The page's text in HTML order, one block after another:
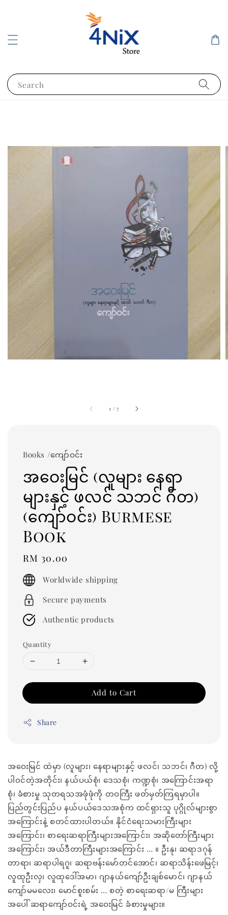
Search
1 /7
Books /ကျော်ဝင်း
အဝေးမြင် (လူများ နေရာ
များနှင့် ဖလင် သဘင် ဂီတ)
(ကျော်ဝင်း) Burmese
Book
Regular
price
RM 30.00
Worldwide shipping
Secure payments
Authentic products
Quantity
Add to Cart
Share
အဝေးမြင် ထဲမှာ (လူများ၊ နေရာများနှင့် ဖလင်၊ သဘင်၊ ဂီတ) လို့
ပါ၀င်တဲ့အတိုင်း၊ နယ်ပယ်စုံ၊ ဒေသစုံ၊ ကဏ္ဍစုံ၊ အကြောင်းအရာ
စုံ၊ ခံစားမှု သုတရသအဖုံဖုံကို တဝကြီး ဖတ်မှတ်ကြရမှာပါ။
ပြည်တွင်းပြည်ပ နယ်ပယ်ဒေသအစုံက ထင်ရှားသူ ပုဂ္ဂိုလ်များစွာ
အကြောင်းနဲ့ စတင်ထားပါတယ်။ နိုင်ငံရေးသမားကြီးများ
အကြောင်း၊ စာရေးဆရာကြီးများအကြောင်း၊ အဆိုတော်ကြီးများ
အကြောင်း၊ အယ်ဒီတာကြီးများအကြောင်း … ။ ဦးနု၊ ဆရာဒဂုန်
တာရာ၊ ဆရာပါရဂူ၊ ဆရာဗန်းမော်တင်အောင်၊ ဆရာသိန်းဖေမြင့်၊
လူထုဦးလှ၊ လူထုဒေါ်အမာ၊ ဂျာနယ်ကျော်ဦးချစ်မောင်၊ ဂျာနယ်
ကျော်မမလေး၊ မောင်စူးစမ်း … စတဲ့ စာရေးဆရာ/မ ကြီးများ
အပေါ် ဆရာကျော်ဝင်းရဲ့ အဝေးမြင် ခံစားမှုများ။